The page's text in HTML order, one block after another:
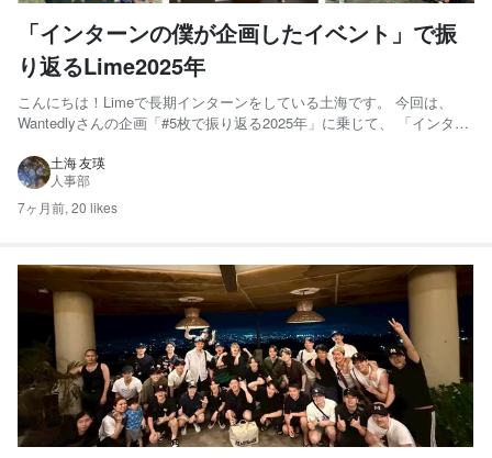
「インターンの僕が企画したイベント」で振
り返るLime2025年
こんにちは！Limeで長期インターンをしている土海です。 今回は、
Wantedlyさんの企画「#5枚で振り返る2025年」に乗じて、 「インター
たいと思います。 というのも僕自身、2025年を振り返ってみると、業
務時間の半分以上を社内イベント...
土海 友瑛
人事部
7ヶ月前, 20 likes